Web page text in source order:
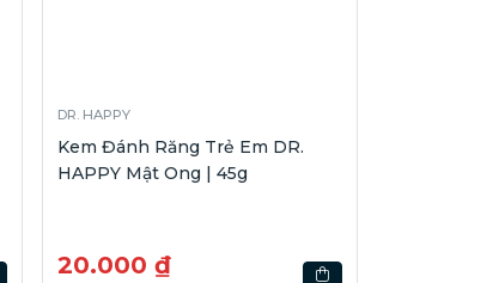
DR. HAPPY
Kem Đánh Răng Trẻ Em DR.
HAPPY Mật Ong | 45g
20.000 ₫